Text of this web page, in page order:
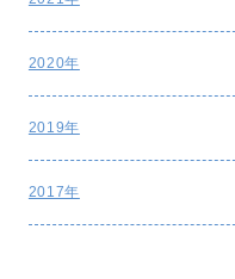
2020年
2019年
2017年